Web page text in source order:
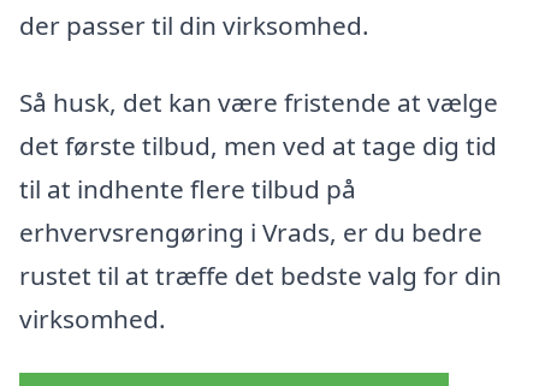
der passer til din virksomhed.
Så husk, det kan være fristende at vælge
det første tilbud, men ved at tage dig tid
til at indhente flere tilbud på
erhvervsrengøring i Vrads, er du bedre
rustet til at træffe det bedste valg for din
virksomhed.